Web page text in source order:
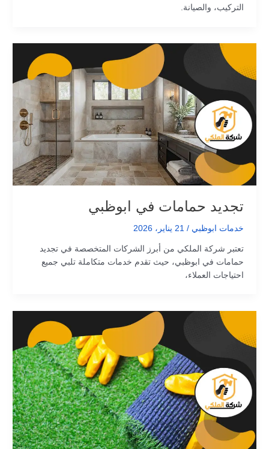
التركيب، والصيانة.
تجديد حمامات في ابوظبي
خدمات ابوظبي / 21 يناير، 2026
تعتبر شركة الملكي من أبرز الشركات المتخصصة في تجديد
حمامات في ابوظبي، حيث تقدم خدمات متكاملة تلبي جميع
احتياجات العملاء،